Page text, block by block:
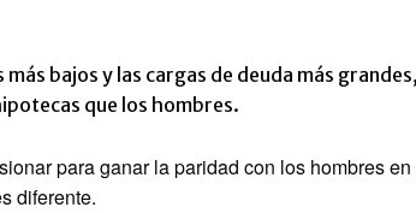
bajos y las cargas de deuda más
que los hombres.
para ganar la paridad con los hombres en
diferente.